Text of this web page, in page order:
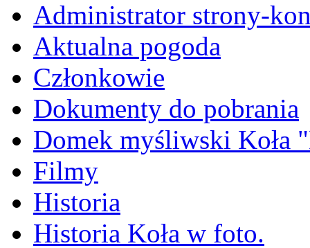
Administrator strony-
Aktualna pogoda
Członkowie
Dokumenty do pobrania
Domek myśliwski Koła
Filmy
Historia
Historia Koła w foto.